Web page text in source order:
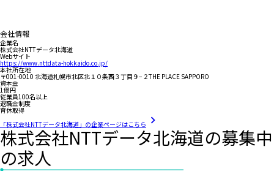
会社情報
企業名
株式会社NTTデータ北海道
Webサイト
https://www.nttdata-hokkaido.co.jp/
本社所在地
〒001-0010 北海道札幌市北区北１０条西３丁目９−２THE PLACE SAPPORO
資本金
1億円
従業員100名以上
退職金制度
育休取得
「株式会社NTTデータ北海道」の企業ページはこちら
株式会社NTTデータ北海道の募集中
の求人